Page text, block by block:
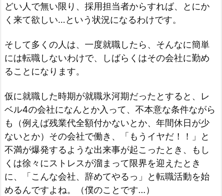
どい人で無い限り、採用担当者からすれば、とにか
く来て欲しい…という状況になるわけです。
そして多くの人は、一度就職したら、そんなに簡単
には転職しないわけで、しばらくはその会社に勤め
ることになります。
仮に就職した時期が就職氷河期だったとすると、レ
ベル4の会社になんとか入って、不本意な条件ながら
も（例えば残業代全額付かないとか、年間休日が少
ないとか）その会社で働き、「もうイヤだ！！」と
不満が爆発するような出来事が起こったとき、もし
くは徐々にストレスが溜まって限界を迎えたとき
に、「こんな会社、辞めてやるっ」と転職活動を始
めるんですよね。（僕のことです…）